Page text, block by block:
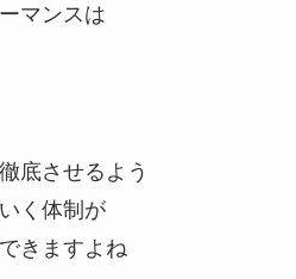
マンスは
底させるよう
く体制が
きますよね